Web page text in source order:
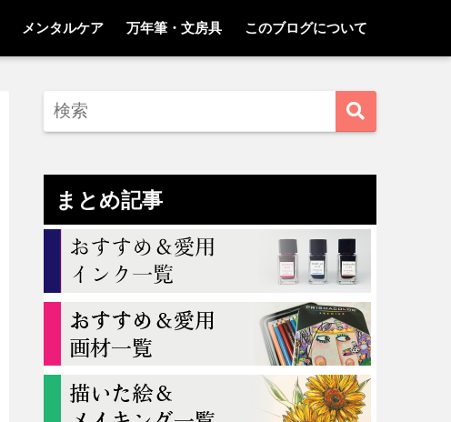
メンタルケア 万年筆・文房具 このブログについて
まとめ記事